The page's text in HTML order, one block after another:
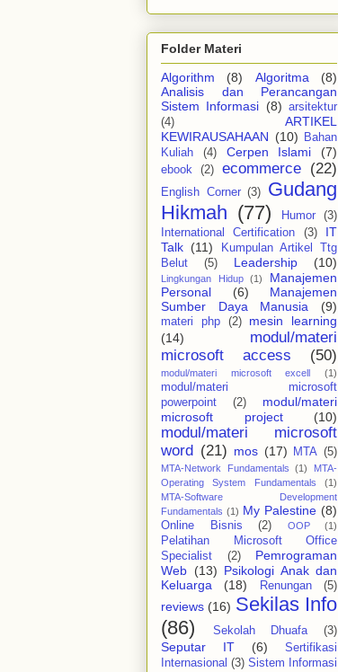
Folder Materi
Algorithm
(8) Algoritma
(8)
Analisis dan Perancangan
Sistem Informasi (8) arsitektur
(4)
ARTIKEL
KEWIRAUSAHAAN (10)
Bahan
Kuliah
(4) Cerpen Islami (7)
ebook (2) ecommerce (22)
English Corner (3)
Gudang
Hikmah (77) Humor
(3)
International Certification
(3)
IT
Talk (11)
Kumpulan Artikel Ttg
Belut
(5) Leadership (10)
Lingkungan Hidup (1)
Manajemen
Personal
(6)
Manajemen
Sumber Daya Manusia
(9)
materi php (2)
mesin learning
(14)
modul/materi
microsoft access
(50)
modul/materi microsoft excell (1)
modul/materi microsoft
powerpoint
(2)
modul/materi
microsoft project
(10)
modul/materi microsoft
word (21) mos (17) MTA (5)
MTA-Network Fundamentals (1)
MTA-
Operating System Fundamentals
(1)
MTA-Software Development
Fundamentals (1) My Palestine (8)
Online Bisnis (2) OOP (1)
Pelatihan Microsoft Office
Specialist
(2)
Pemrograman
Web (13) Psikologi Anak dan
Keluarga
(18) Renungan (5)
reviews (16) Sekilas Info
(86)
Sekolah Dhuafa (3)
Seputar IT (6)
Sertifikasi
Internasional (3) Sistem Informasi